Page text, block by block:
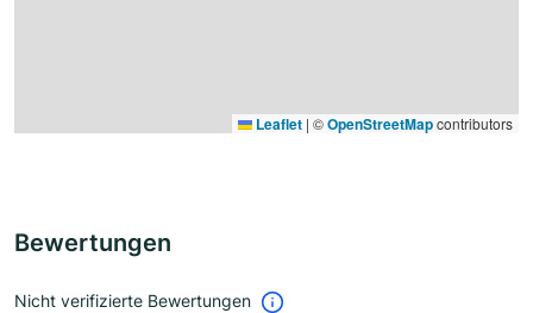
Leaflet | ©OpenStreetMapcontributors
Bewertungen
Nicht verifizierte Bewertungen